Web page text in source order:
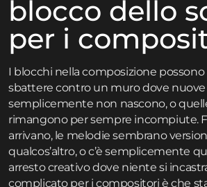
blocco dello
per i
I blocchi nella composizione
sbattere contro un muro dove nuove
semplicemente non nascono, o
rimangono per sempre incompiute.
arrivano, le melodie sembrano
qualcos’altro, o c’è semplicemente
arresto creativo dove niente si
complicato per i compositori è che